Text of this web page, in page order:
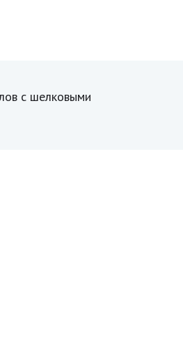
с шелковыми